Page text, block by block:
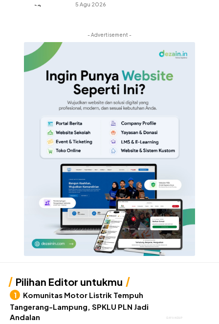
5 Agu 2026
- Advertisement -
Pilihan Editor untukmu
GAYA HIDUP
Komunitas Motor Listrik Tempuh
Tangerang-Lampung, SPKLU PLN Jadi
Andalan